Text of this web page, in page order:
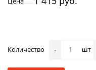
Количество - шт